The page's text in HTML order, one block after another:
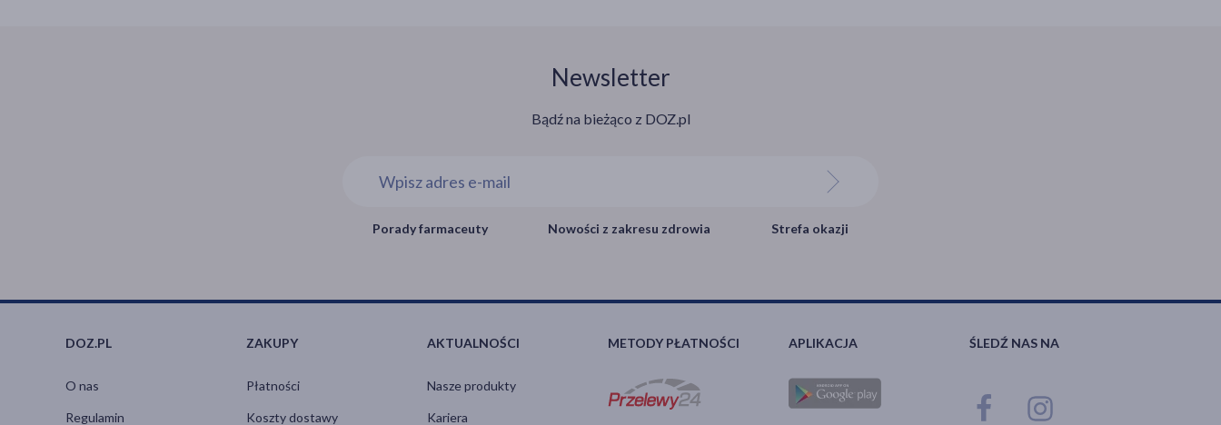
Newsletter
Bądź na bieżąco z DOZ.pl
Porady farmaceuty Nowości z zakresu zdrowia Strefa okazji
DOZ.PL
O nas
Regulamin
ZAKUPY
Płatności
Koszty dostawy
AKTUALNOŚCI
Nasze produkty
Kariera
METODY PŁATNOŚCI APLIKACJA ŚLEDŹ NAS NA